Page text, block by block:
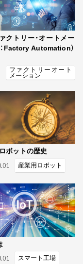
クトリー・オートメー
Factory Automation）
ファクトリーオート
メーション
ボットの歴史
産業用ロボット
スマート工場